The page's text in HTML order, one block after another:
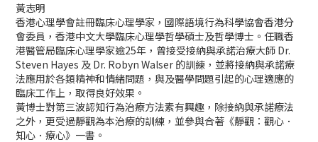
黃志明
香港心理學會註冊臨床心理學家，國際語境行為科學協會香港分
會委員，香港中文大學臨床心理學哲學碩士及哲學博士。任職香
港醫管局臨床心理學家逾25年，曾接受接納與承諾治療大師 Dr.
Steven Hayes 及 Dr. Robyn Walser 的訓練，並將接納與承諾療
法應用於各類精神和情緒問題，與及醫學問題引起的心理適應的
臨床工作上，取得良好效果。
黃博士對第三波認知行為治療方法素有興趣，除接納與承諾療法
之外，更受過靜觀為本治療的訓練，並參與合著《靜觀：觀心．
知心．療心》一書。